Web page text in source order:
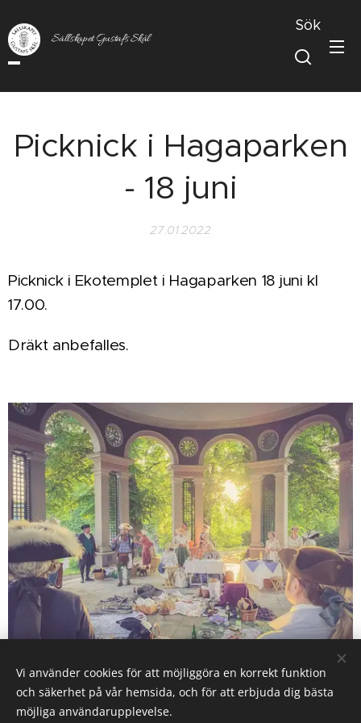
Sällskapet Gustafs Skål
Sök
Picknick i Hagaparken
- 18 juni
27.01.2022
Picknick i Ekotemplet i Hagaparken 18 juni kl
17.00.
Dräkt anbefalles.
Cookies
Vi använder cookies för att möjliggöra en korrekt funktion
och säkerhet på vår hemsida, och för att erbjuda dig bästa
möjliga användarupplevelse.